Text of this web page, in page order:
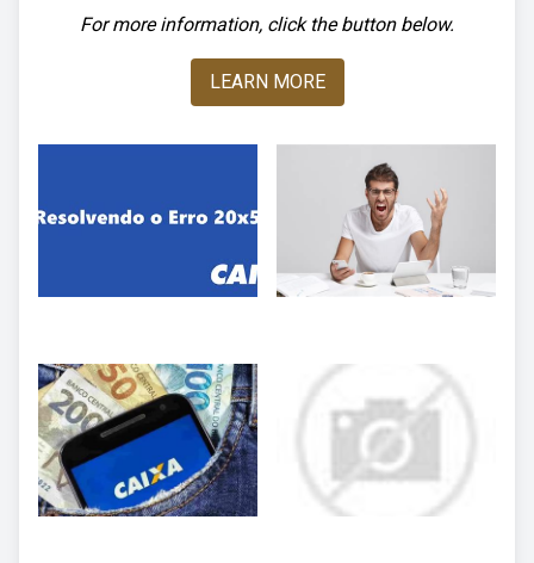
For more information, click the button below.
LEARN MORE